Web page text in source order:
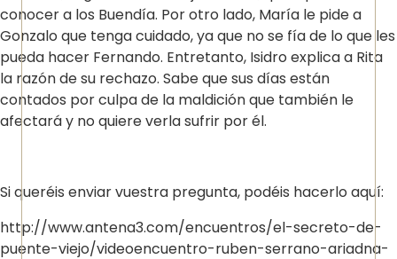
conocer a los Buendía. Por otro lado, María le pide a
Gonzalo que tenga cuidado, ya que no se fía de lo que les
pueda hacer Fernando. Entretanto, Isidro explica a Rita
la razón de su rechazo. Sabe que sus días están
contados por culpa de la maldición que también le
afectará y no quiere verla sufrir por él.
Si queréis enviar vuestra pregunta, podéis hacerlo aquí:
http://www.antena3.com/encuentros/el-secreto-de-
puente-viejo/videoencuentro-ruben-serrano-ariadna-